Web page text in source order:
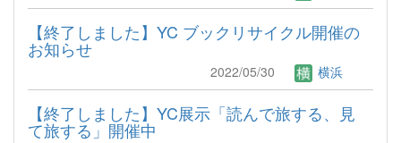
【終了しました】YC ブックリサイクル開催の
お知らせ
2022/05/30 横浜
【終了しました】YC展示「読んで旅する、見
て旅する」開催中